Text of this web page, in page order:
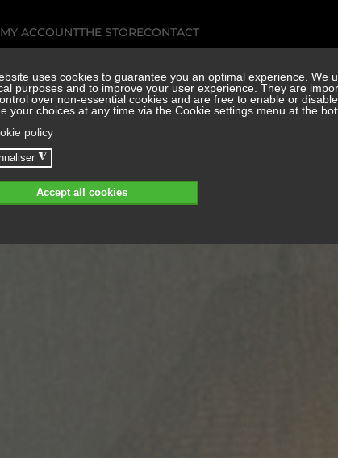
MY ACCOUNTTHE STORECONTACT